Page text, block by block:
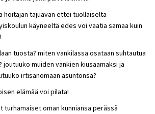
hoitajan tajuavan ettei tuollaiselta
käyneeltä edes voi vaatia samaa kuin
tuosta? miten vankilassa osataan suhtautua
muiden vankien kiusaamaksi ja
irtisanomaan asuntonsa?
elämää voi pilata!
turhamaiset oman kunniansa perässä